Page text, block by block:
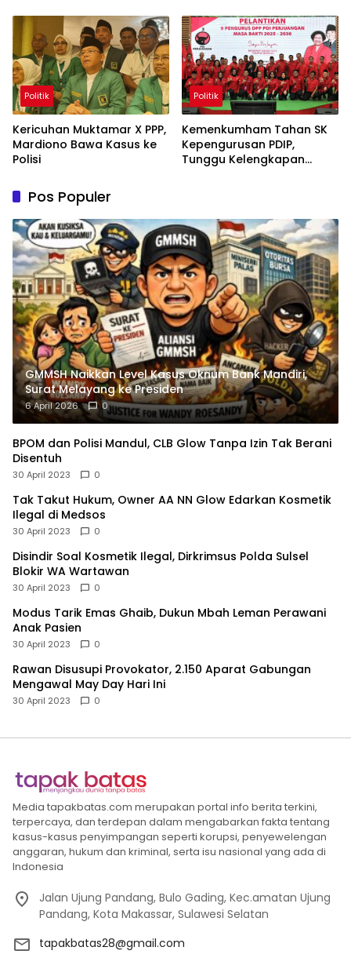
Politik
Kericuhan Muktamar X PPP,
Mardiono Bawa Kasus ke
Polisi
Politik
Kemenkumham Tahan SK
Kepengurusan PDIP,
Tunggu Kelengkapan
Pos Populer
GMMSH Naikkan Level Kasus Oknum Bank Mandiri,
Surat Melayang ke Presiden
6 April 2026 0
BPOM dan Polisi Mandul, CLB Glow Tanpa Izin Tak Berani
Disentuh
30 April 2023 0
Tak Takut Hukum, Owner AA NN Glow Edarkan Kosmetik
Ilegal di Medsos
30 April 2023 0
Disindir Soal Kosmetik Ilegal, Dirkrimsus Polda Sulsel
Blokir WA Wartawan
30 April 2023 0
Modus Tarik Emas Ghaib, Dukun Mbah Leman Perawani
Anak Pasien
30 April 2023 0
Rawan Disusupi Provokator, 2.150 Aparat Gabungan
Mengawal May Day Hari Ini
30 April 2023 0
Media tapakbatas.com merupakan portal info berita terkini,
terpercaya, dan terdepan dalam mengabarkan fakta tentang
kasus-kasus penyimpangan seperti korupsi, penyewelengan
anggaran, hukum dan kriminal, serta isu nasional yang ada di
Indonesia
Jalan Ujung Pandang, Bulo Gading, Kec.amatan Ujung
Pandang, Kota Makassar, Sulawesi Selatan
tapakbatas28@gmail.com